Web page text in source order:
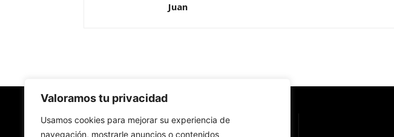
Valoramos tu privacidad
Usamos cookies para mejorar su experiencia de
navegación, mostrarle anuncios o contenidos
Juan